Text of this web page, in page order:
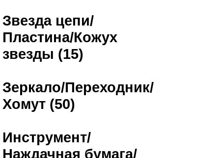
Звезда цепи/
Пластина/Кожух
звезды (15)
Зеркало/Переходник/
Хомут (50)
Инструмент/
Наждачная бумага/